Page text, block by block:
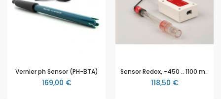
Vernier ph Sensor (PH-BTA)
169,00 €
Sensor Redox, -450 .. 1100 mV, mit BT Stecker, für die digitale Messwerterfassung im naturwissenschaftlichen Unterricht
118,50 €